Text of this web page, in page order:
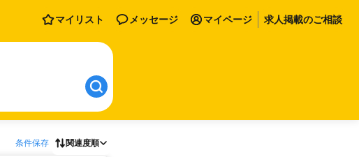
マイリスト メッセージ マイページ 求人掲載のご相談
条件保存 関連度順